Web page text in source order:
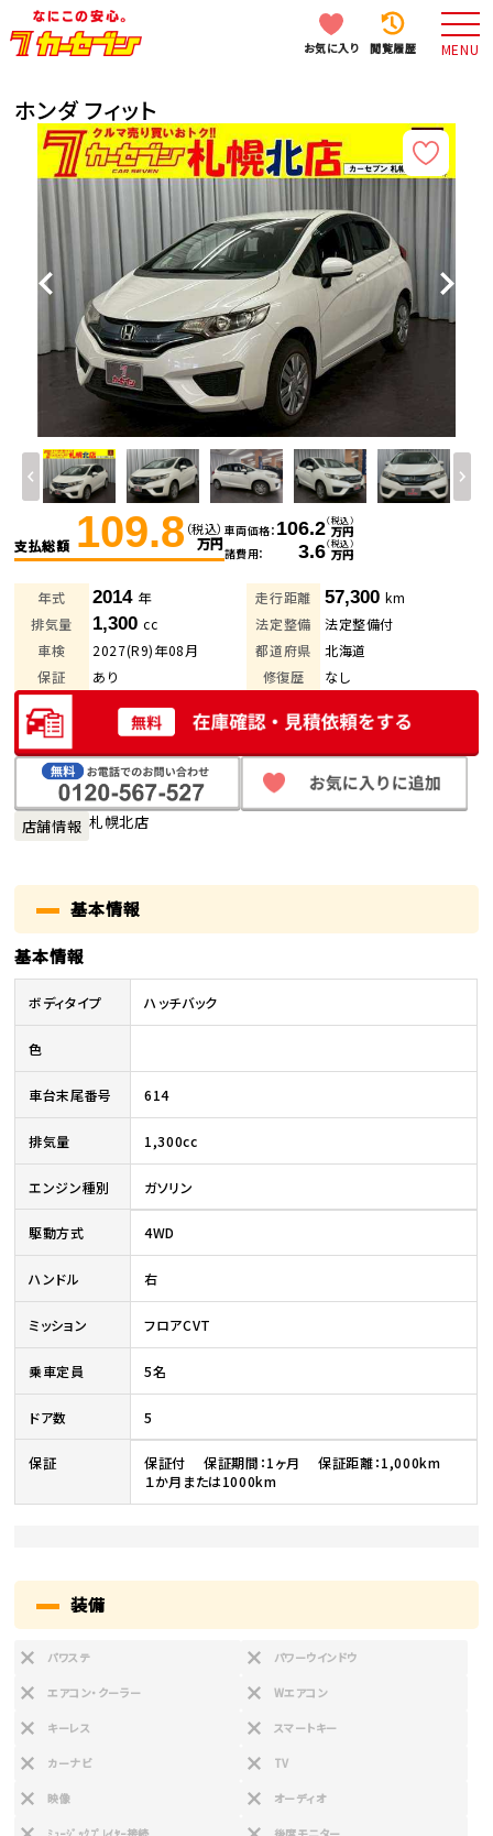
お気に入り 閲覧履歴 MENU
ホンダ フィット
支払総額 109.8 （税込）
万円
車両価格 106.2（税込）
万円
諸費用
3.6（税込）
万円
年式 2014 年 走行距離 57,300 km
排気量
1,300cc 法定整備
法定整備付
車検
2027(R9)年08月 都道府県
北海道
保証
あり 修復歴 なし
店舗情報 札幌北店
基本情報
基本情報
ボディタイプ ハッチバック
色
車台末尾番号 614
排気量 1,300cc
エンジン種別 ガソリン
駆動方式 4WD
ハンドル 右
ミッション フロアCVT
乗車定員 5名
ドア数 5
保証
保証付 保証期間：1ヶ月 保証距離：1,000km
１か月または1000km
装備
パワステ パワーウインドウ
エアコン・クーラー Wエアコン
キーレス スマートキー
カーナビ TV
映像 オーディオ